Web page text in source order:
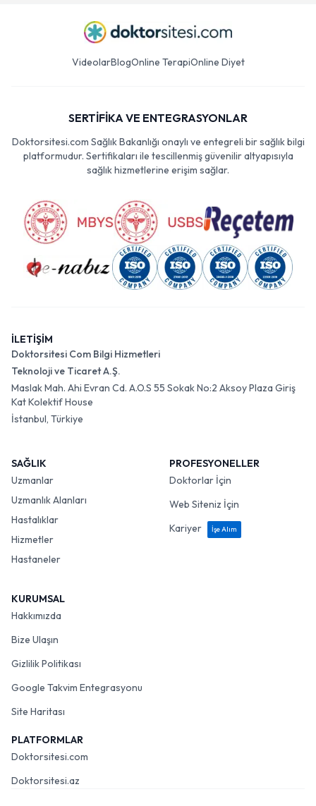
VideolarBlogOnline TerapiOnline Diyet
SERTİFİKA VE ENTEGRASYONLAR
Doktorsitesi.com Sağlık Bakanlığı onaylı ve entegreli bir sağlık bilgi
platformudur. Sertifikaları ile tescillenmiş güvenilir altyapısıyla
sağlık hizmetlerine erişim sağlar.
İLETİŞİM
Doktorsitesi Com Bilgi Hizmetleri
Teknoloji ve Ticaret A.Ş.
Maslak Mah. Ahi Evran Cd. A.O.S 55 Sokak No:2 Aksoy Plaza Giriş
Kat Kolektif House
İstanbul, Türkiye
SAĞLIK
Uzmanlar
Uzmanlık Alanları
Hastalıklar
Hizmetler
Hastaneler
PROFESYONELLER
Doktorlar İçin
Web Siteniz İçin
Kariyer
İşe Alım
KURUMSAL
Hakkımızda
Bize Ulaşın
Gizlilik Politikası
Google Takvim Entegrasyonu
Site Haritası
PLATFORMLAR
Doktorsitesi.com
Doktorsitesi.az